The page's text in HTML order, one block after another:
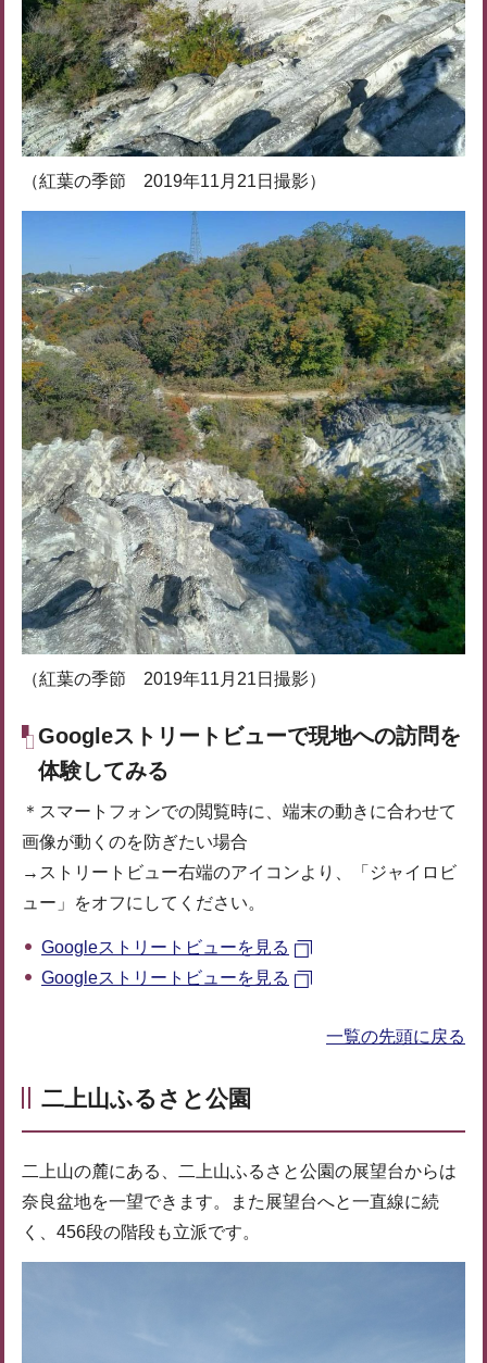
（紅葉の季節 2019年11月21日撮影）
（紅葉の季節 2019年11月21日撮影）
Googleストリートビューで現地への訪問を
体験してみる
＊スマートフォンでの閲覧時に、端末の動きに合わせて
画像が動くのを防ぎたい場合
→ストリートビュー右端のアイコンより、「ジャイロビ
ュー」をオフにしてください。
Googleストリートビューを見る
Googleストリートビューを見る
一覧の先頭に戻る
二上山ふるさと公園
二上山の麓にある、二上山ふるさと公園の展望台からは
奈良盆地を一望できます。また展望台へと一直線に続
く、456段の階段も立派です。